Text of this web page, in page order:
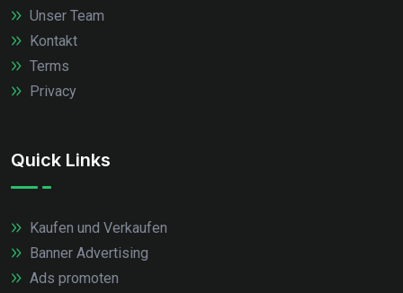
Unser Team
Kontakt
Terms
Privacy
Quick Links
Kaufen und Verkaufen
Banner Advertising
Ads promoten